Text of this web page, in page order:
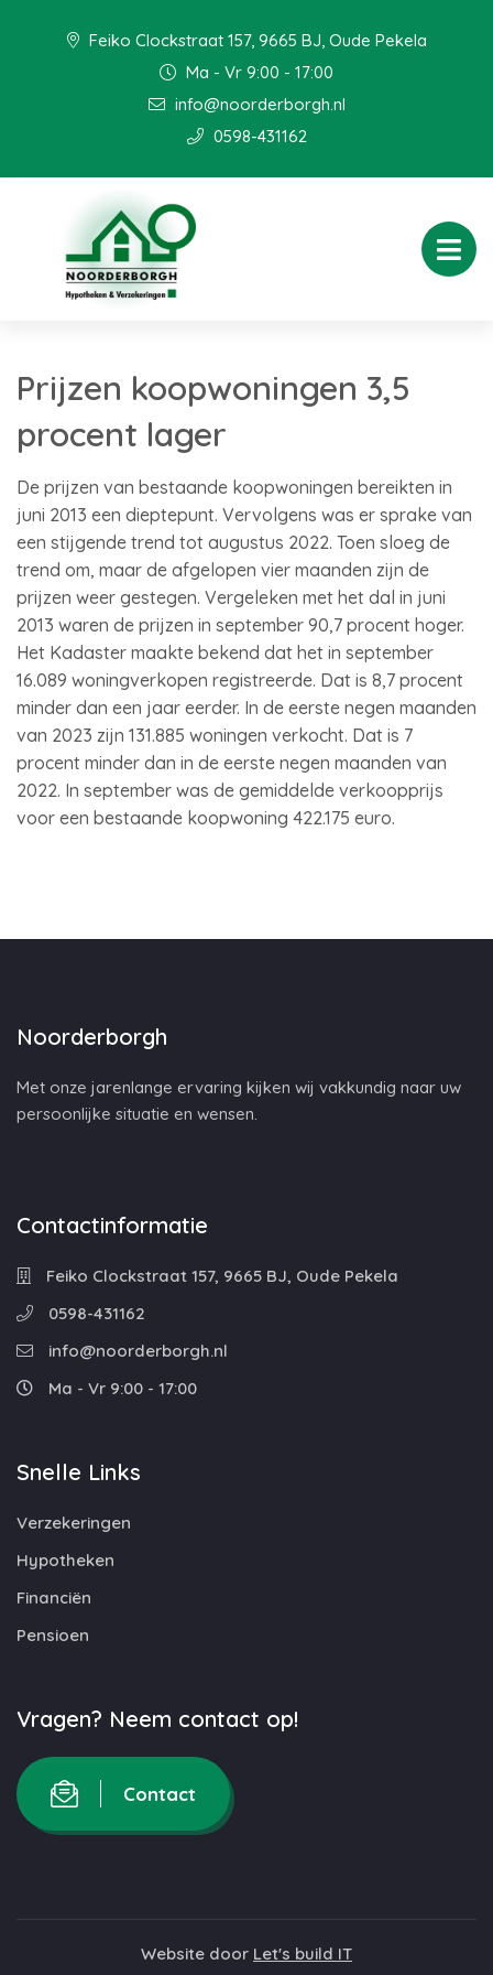
Feiko Clockstraat 157, 9665 BJ, Oude Pekela
Ma - Vr 9:00 - 17:00
info@noorderborgh.nl
0598-431162
Prijzen koopwoningen 3,5
procent lager
De prijzen van bestaande koopwoningen bereikten in
juni 2013 een dieptepunt. Vervolgens was er sprake van
een stijgende trend tot augustus 2022. Toen sloeg de
trend om, maar de afgelopen vier maanden zijn de
prijzen weer gestegen. Vergeleken met het dal in juni
2013 waren de prijzen in september 90,7 procent hoger.
Het Kadaster maakte bekend dat het in september
16.089 woningverkopen registreerde. Dat is 8,7 procent
minder dan een jaar eerder. In de eerste negen maanden
van 2023 zijn 131.885 woningen verkocht. Dat is 7
procent minder dan in de eerste negen maanden van
2022. In september was de gemiddelde verkoopprijs
voor een bestaande koopwoning 422.175 euro.
Noorderborgh
Met onze jarenlange ervaring kijken wij vakkundig naar uw
persoonlijke situatie en wensen.
Contactinformatie
Feiko Clockstraat 157, 9665 BJ, Oude Pekela
0598-431162
info@noorderborgh.nl
Ma - Vr 9:00 - 17:00
Snelle Links
Verzekeringen
Hypotheken
Financiën
Pensioen
Vragen? Neem contact op!
Contact
Website door Let's build IT